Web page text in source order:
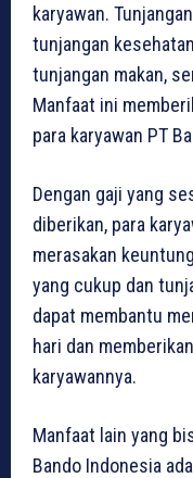
karyawan.
tunjangan
tunjangan makan,
Manfaat ini
para karyawan PT
Dengan gaji yang
diberikan, para
merasakan
yang cukup dan
dapat membantu
hari dan
karyawannya.
Manfaat lain yang
Bando Indonesia